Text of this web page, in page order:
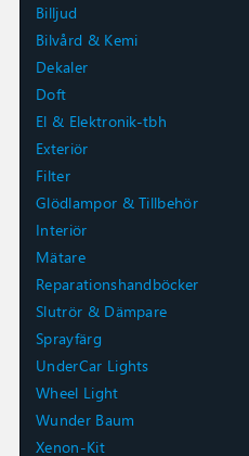
Billjud
Bilvård & Kemi
Dekaler
Doft
El & Elektronik-tbh
Exteriör
Filter
Glödlampor & Tillbehör
Interiör
Mätare
Reparationshandböcker
Slutrör & Dämpare
Sprayfärg
UnderCar Lights
Wheel Light
Wunder Baum
Xenon-Kit